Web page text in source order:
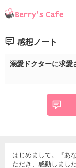
感想ノート
溺愛ドクターに求愛
はじめまして。『あ
ただき、感動しまし